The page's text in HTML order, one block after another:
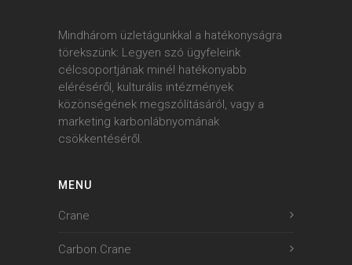
Mindhárom üzletágunkkal a hatékonyságra
törekszünk: Legyen szó ügyfeleink
célcsoportjának minél hatékonyabb
eléréséről, kulturális intézmények
közönségének megszólításáról, vagy a
marketing karbonlábnyomának
csökkentéséről.
MENU
Crane
Carbon.Crane